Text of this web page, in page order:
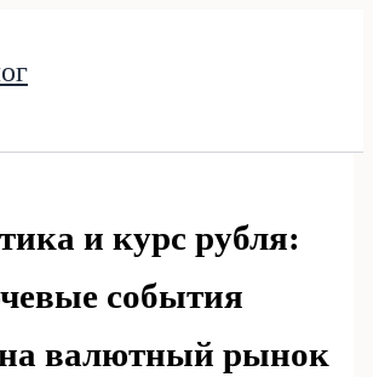
и курс рубля:
события
валютный рынок